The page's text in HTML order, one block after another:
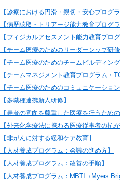
診療における円滑・親切・安心プログラ
病歴聴取・トリアージ能力教育プログラ
フィジカルアセスメント能力教育プログ
チーム医療のためのリーダーシップ研修
チーム医療のためのチームビルディング
チームマネジメント教育プログラム・
チーム医療のためのコミュニケーション
多職種連携新人研修】
患者の意向を尊重した医療を行うため
外来化学療法に携わる医療従事者の抗
非がんに対する緩和ケア教育】
人材養成プログラム：会議の進め方】
人材養成プログラム：改善の手順】
人材養成プログラム：MBTI（Myers